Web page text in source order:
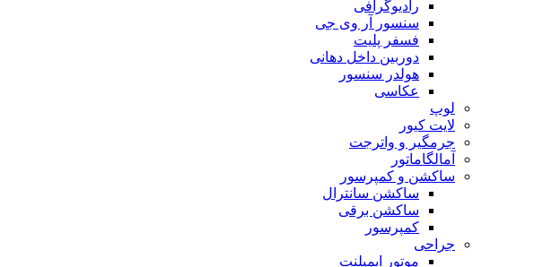
رادیوگرافی
سنسور آر وی جی
فسفر پلیت
دوربین داخل دهانی
هولدر سنسور
عکاسی
لوپ
لایت کیور
جرمگیر و واترجت
آمالگاماتور
ساکشن و کمپرسور
ساکشن سانترال
ساکشن برقی
کمپرسور
جراحی
موتور ایمپلنت